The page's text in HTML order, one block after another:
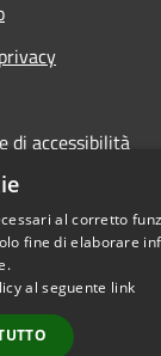
di accessibilità
al corretto
fine di elaborare
al seguente link